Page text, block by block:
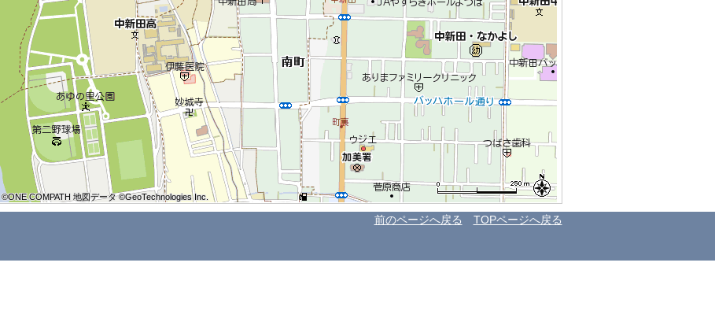
©ONE COMPATH 地図データ ©GeoTechnologies Inc.
©ONE COMPATH 地図データ ©GeoTechnologies Inc.
©ONE COMPATH 地図データ ©GeoTechnologies Inc.
©ONE COMPATH 地図データ ©GeoTechnologies Inc.
©ONE COMPATH 地図データ ©GeoTechnologies Inc.
©ONE COMPATH 地図データ ©GeoTechnologies Inc.
©ONE COMPATH 地図データ ©GeoTechnologies Inc.
©ONE COMPATH 地図データ ©GeoTechnologies Inc.
©ONE COMPATH 地図データ ©GeoTechnologies Inc.
前のページへ戻る TOPページへ戻る